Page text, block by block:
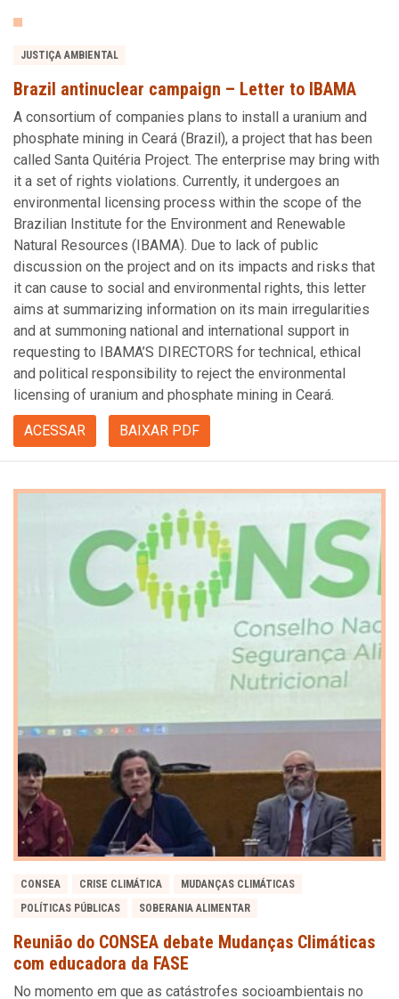
JUSTIÇA AMBIENTAL
Brazil antinuclear campaign – Letter to IBAMA
A consortium of companies plans to install a uranium and
phosphate mining in Ceará (Brazil), a project that has been
called Santa Quitéria Project. The enterprise may bring with
it a set of rights violations. Currently, it undergoes an
environmental licensing process within the scope of the
Brazilian Institute for the Environment and Renewable
Natural Resources (IBAMA). Due to lack of public
discussion on the project and on its impacts and risks that
it can cause to social and environmental rights, this letter
aims at summarizing information on its main irregularities
and at summoning national and international support in
requesting to IBAMA’S DIRECTORS for technical, ethical
and political responsibility to reject the environmental
licensing of uranium and phosphate mining in Ceará.
ACESSAR BAIXAR PDF
CONSEA CRISE CLIMÁTICA
MUDANÇAS CLIMÁTICAS
POLÍTICAS PÚBLICAS
SOBERANIA ALIMENTAR
Reunião do CONSEA debate Mudanças Climáticas
com educadora da FASE
No momento em que as catástrofes socioambientais no